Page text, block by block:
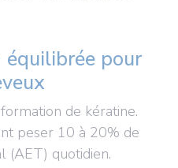
pour
de kératine.
peser 10 à 20% de
(AET) quotidien.